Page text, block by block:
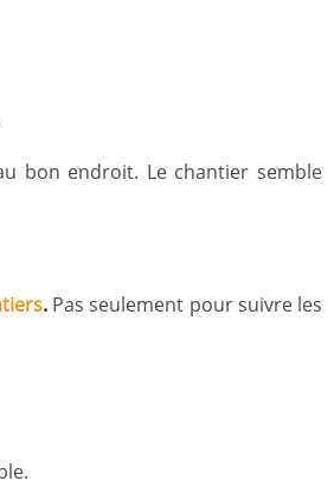
bon endroit. Le chantier semble
. Pas seulement pour suivre les